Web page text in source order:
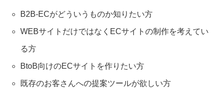
B2B-ECがどういうものか知りたい方
WEBサイトだけではなくECサイトの制作を考えてい
る方
BtoB向けのECサイトを作りたい方
既存のお客さんへの提案ツールが欲しい方